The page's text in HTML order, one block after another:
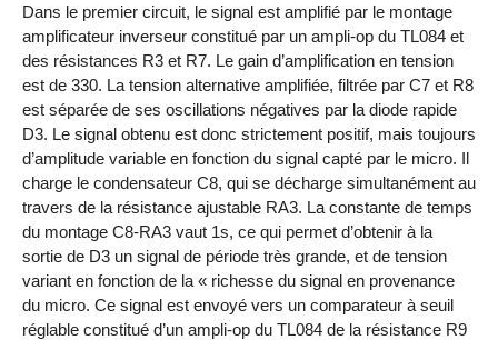
Dans le premier circuit, le signal est amplifié par le montage
amplificateur inverseur constitué par un ampli-op du TL084 et
des résistances R3 et R7. Le gain d’amplification en tension
est de 330. La tension alternative amplifiée, filtrée par C7 et R8
est séparée de ses oscillations négatives par la diode rapide
D3. Le signal obtenu est donc strictement positif, mais toujours
d’amplitude variable en fonction du signal capté par le micro. Il
charge le condensateur C8, qui se décharge simultanément au
travers de la résistance ajustable RA3. La constante de temps
du montage C8-RA3 vaut 1s, ce qui permet d’obtenir à la
sortie de D3 un signal de période très grande, et de tension
variant en fonction de la « richesse du signal en provenance
du micro. Ce signal est envoyé vers un comparateur à seuil
réglable constitué d’un ampli-op du TL084 de la résistance R9